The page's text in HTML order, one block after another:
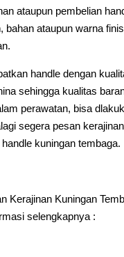
ataupun pembelian
ataupun warna
handle dengan
sehingga kualitas
perawatan, bisa
segera pesan
kuningan tembaga.
Kerajinan Kuningan
selengkapnya :